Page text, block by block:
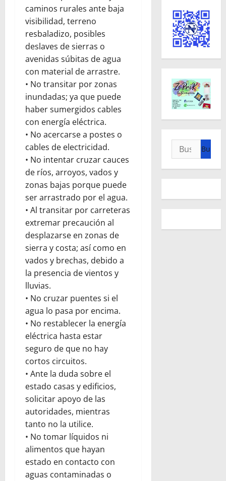
caminos rurales ante baja
visibilidad, terreno
resbaladizo, posibles
deslaves de sierras o
avenidas súbitas de agua
con material de arrastre.
• No transitar por zonas
inundadas; ya que puede
haber sumergidos cables
con energía eléctrica.
• No acercarse a postes o
cables de electricidad.
• No intentar cruzar cauces
de ríos, arroyos, vados y
zonas bajas porque puede
ser arrastrado por el agua.
• Al transitar por carreteras
extremar precaución al
desplazarse en zonas de
sierra y costa; así como en
vados y brechas, debido a
la presencia de vientos y
lluvias.
• No cruzar puentes si el
agua lo pasa por encima.
• No restablecer la energía
eléctrica hasta estar
seguro de que no hay
cortos circuitos.
• Ante la duda sobre el
estado casas y edificios,
solicitar apoyo de las
autoridades, mientras
tanto no la utilice.
• No tomar líquidos ni
alimentos que hayan
estado en contacto con
aguas contaminadas o
Buscar: